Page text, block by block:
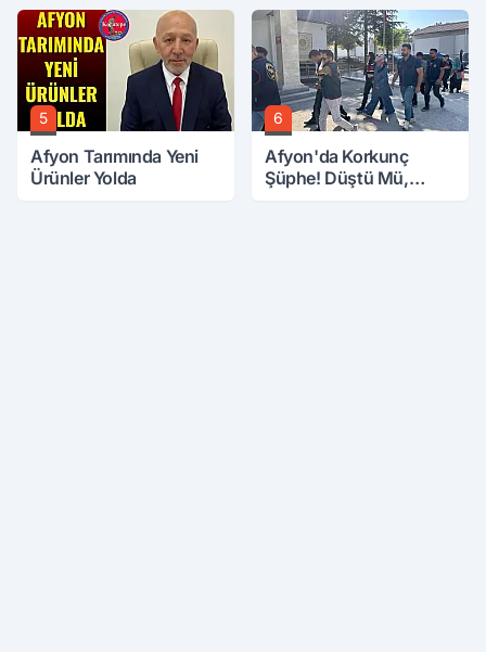
5
Afyon Tarımında Yeni
Ürünler Yolda
6
Afyon'da Korkunç
Şüphe! Düştü Mü,